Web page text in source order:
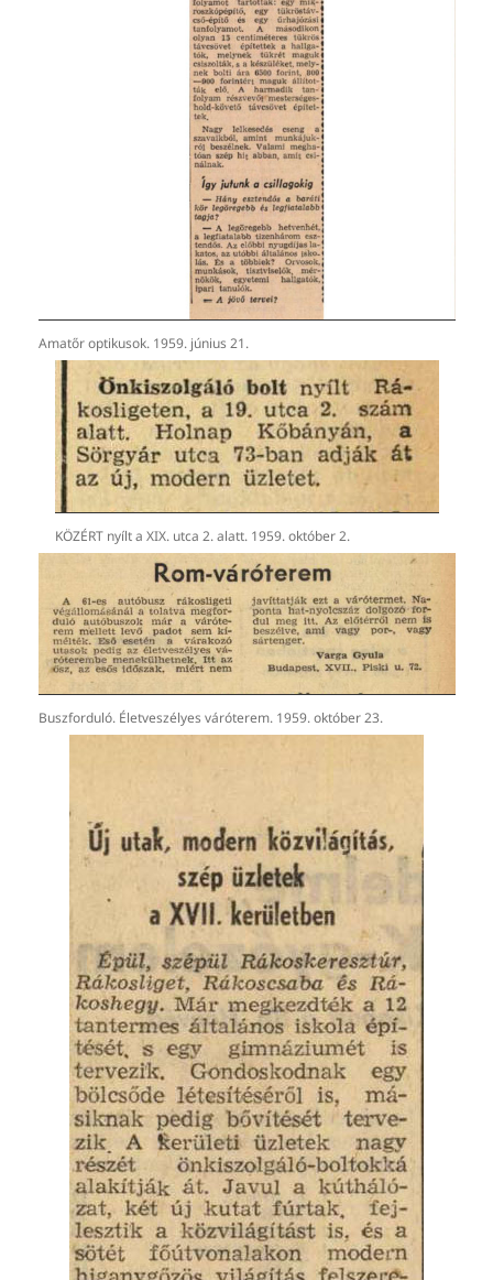
Amatőr optikusok. 1959. június 21.
KÖZÉRT nyílt a XIX. utca 2. alatt. 1959. október 2.
Buszforduló. Életveszélyes váróterem. 1959. október 23.